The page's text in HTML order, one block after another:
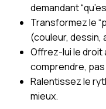
demandant
Transformez le
(couleur, dessin,
Offrez-lui le droit
comprendre, pas
Ralentissez le
mieux.